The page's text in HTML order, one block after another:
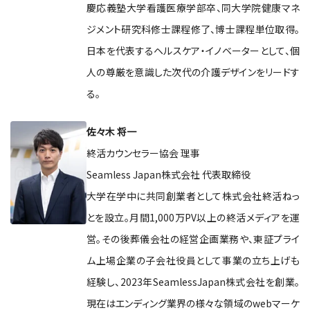
慶応義塾大学看護医療学部卒、同大学院健康マネ
ジメント研究科修士課程修了、博士課程単位取得。
日本を代表するヘルスケア・イノベーターとして、個
人の尊厳を意識した次代の介護デザインをリードす
る。
佐々木 将一
終活カウンセラー協会 理事
Seamless Japan株式会社 代表取締役
大学在学中に共同創業者として株式会社終活ねっ
とを設立。月間1,000万PV以上の終活メディアを運
営。その後葬儀会社の経営企画業務や、東証プライ
ム上場企業の子会社役員として事業の立ち上げも
経験し、2023年SeamlessJapan株式会社を創業。
現在はエンディング業界の様々な領域のwebマーケ